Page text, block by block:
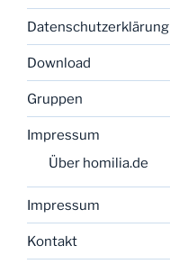
Datenschutzerklärung
Download
Gruppen
Impressum
Über homilia.de
Impressum
Kontakt